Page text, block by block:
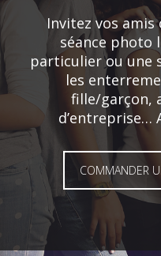
Invitez vos
séance photo
particulier ou une
les
fille/garçon,
d’entreprise…
COMMANDER